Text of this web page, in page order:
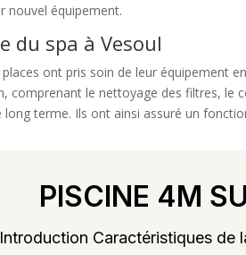
nouvel équipement.
du spa à Vesoul
ont pris soin de leur équipement
comprenant le nettoyage des filtres,
long terme. Ils ont ainsi assuré un
PISCINE 4M
Caractéristiques de